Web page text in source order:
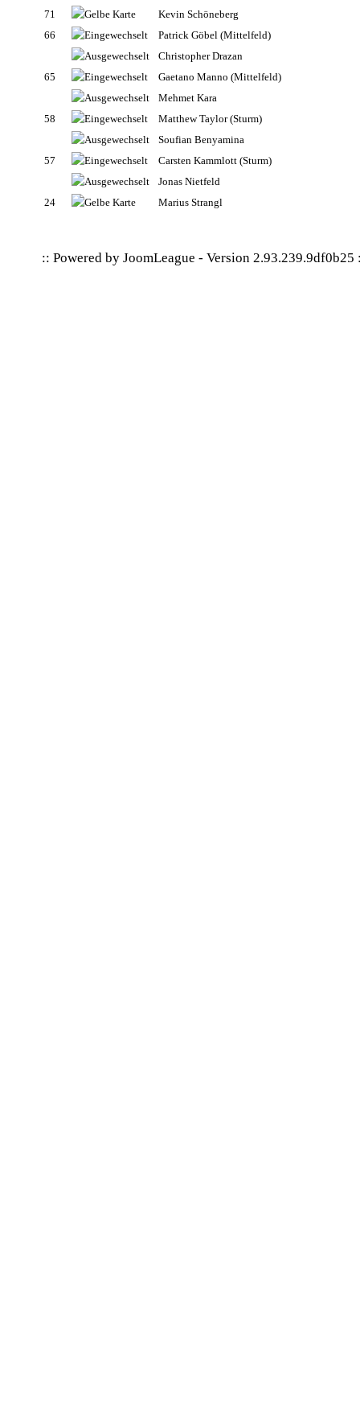
71
Kevin Schöneberg
66
Patrick Göbel (Mittelfeld)
Christopher Drazan
65
Gaetano Manno (Mittelfeld)
Mehmet Kara
58
Matthew Taylor(Sturm)
Soufian Benyamina
57
Carsten Kammlott (Sturm)
Jonas Nietfeld
24
Marius Strangl
:: Powered by JoomLeague - Version 2.93.239.9df0b25